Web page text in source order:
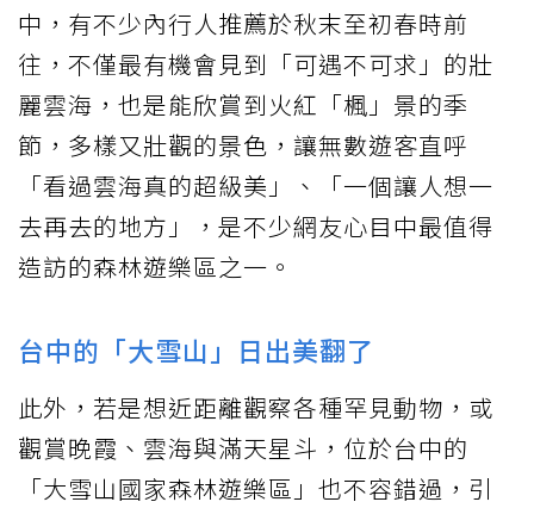
中，有不少內行人推薦於秋末至初春時前
往，不僅最有機會見到「可遇不可求」的壯
麗雲海，也是能欣賞到火紅「楓」景的季
節，多樣又壯觀的景色，讓無數遊客直呼
「看過雲海真的超級美」、「一個讓人想一
去再去的地方」，是不少網友心目中最值得
造訪的森林遊樂區之一。
台中的「大雪山」日出美翻了
此外，若是想近距離觀察各種罕見動物，或
觀賞晚霞、雲海與滿天星斗，位於台中的
「大雪山國家森林遊樂區」也不容錯過，引